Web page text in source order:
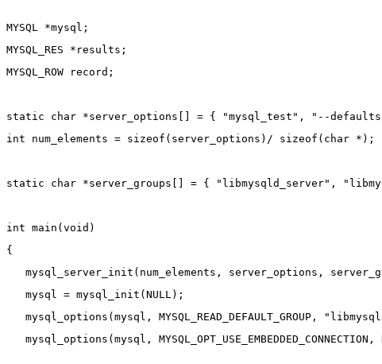
MYSQL *mysql;
MYSQL_RES *results;
MYSQL_ROW record;
static char *server_options[] = { "mysql_test", "--
int num_elements = sizeof(server_options)/ sizeof(char *);
static char *server_groups[] = { "libmysqld_server",
int main(void)
{
mysql_server_init(num_elements, server_options,
mysql = mysql_init(NULL);
mysql_options(mysql, MYSQL_READ_DEFAULT_GROUP,
mysql_options(mysql, MYSQL_OPT_USE_EMBEDDED_CONNECTION,